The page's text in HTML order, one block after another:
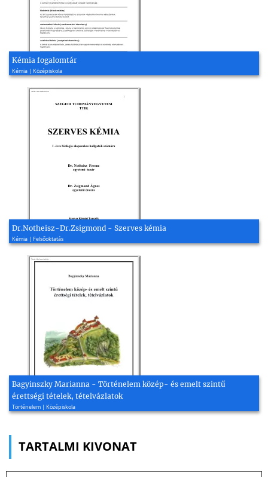
Kémia fogalomtár
Kémia | Középiskola
Dr.Notheisz-Dr.Zsigmond - Szerves kémia
Kémia | Felsőoktatás
Bagyinszky Marianna - Történelem közép- és emelt szintű
érettségi tételek, tételvázlatok
Történelem | Középiskola
TARTALMI KIVONAT